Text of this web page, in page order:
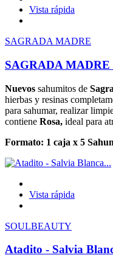
Vista rápida
SAGRADA MADRE
SAGRADA MADRE
Nuevos sahumitos de
hierbas y resinas
para sahumar, realizar
contiene Rosa, ideal para
Formato: 1 caja x 5
Vista rápida
SOULBEAUTY
Atadito - Salvia